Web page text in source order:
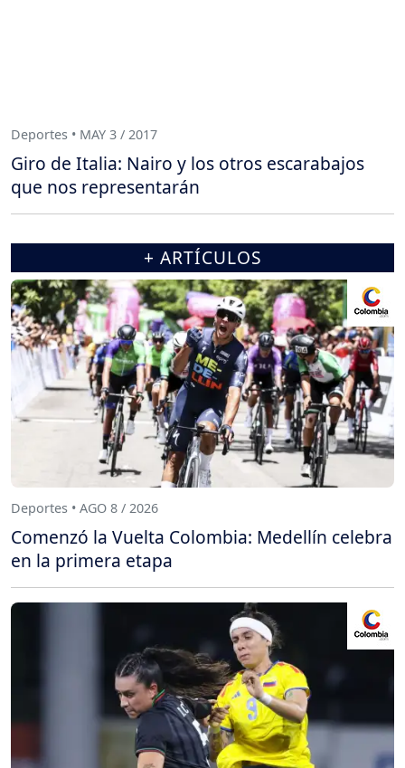
Deportes • MAY 3 / 2017
Giro de Italia: Nairo y los otros escarabajos
que nos representarán
+ ARTÍCULOS
Deportes • AGO 8 / 2026
Comenzó la Vuelta Colombia: Medellín celebra
en la primera etapa